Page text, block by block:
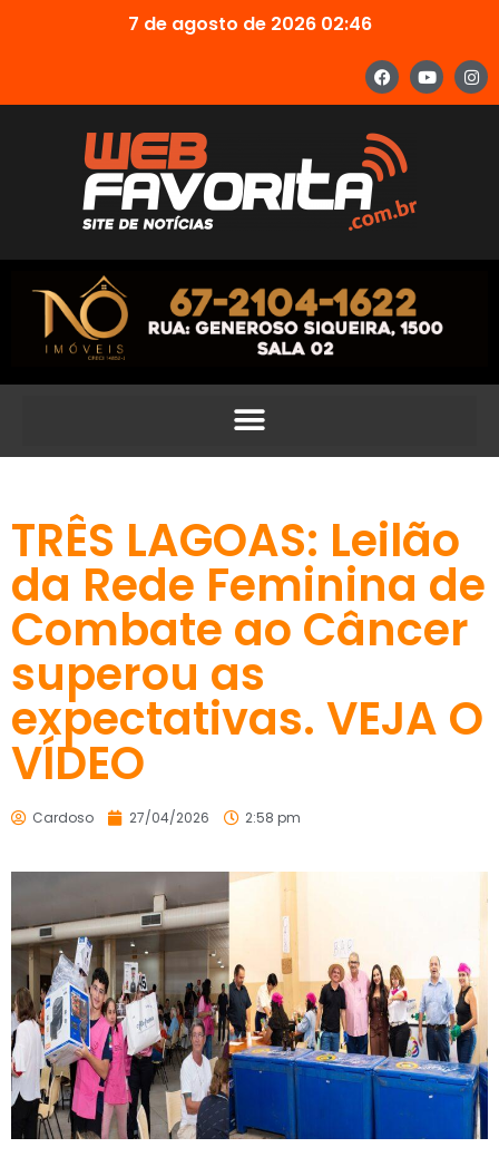
7 de agosto de 2026 02:46
TRÊS LAGOAS: Leilão
da Rede Feminina de
Combate ao Câncer
superou as
expectativas. VEJA O
VÍDEO
Cardoso 27/04/2026 2:58 pm